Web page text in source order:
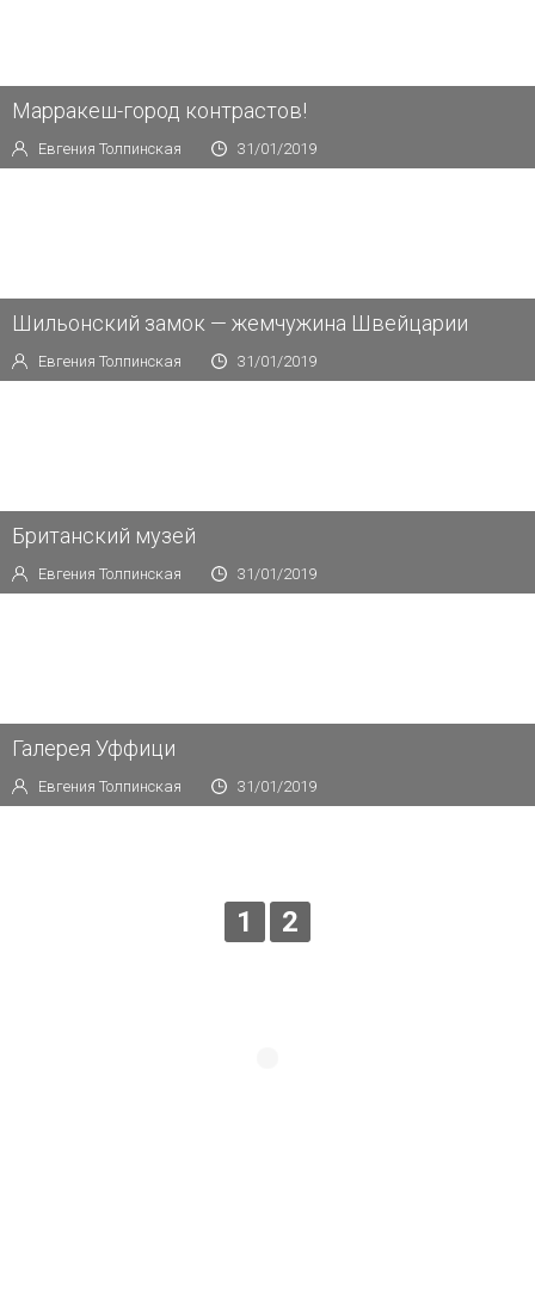
Марракеш-город контрастов!
Евгения Толпинская 31/01/2019
Шильонский замок — жемчужина Швейцарии
Евгения Толпинская 31/01/2019
Британский музей
Евгения Толпинская 31/01/2019
Галерея Уффици
Евгения Толпинская 31/01/2019
1 2